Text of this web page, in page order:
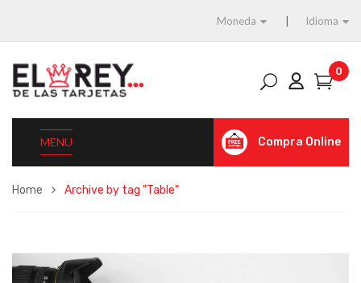
Moneda Idioma
0
MENU Compra Online
Home Archive by tag "Table"